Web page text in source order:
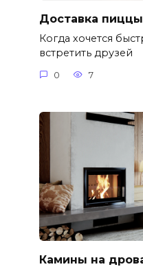
Доставка
Когда хочется
встретить друзей
0 7
Камины на